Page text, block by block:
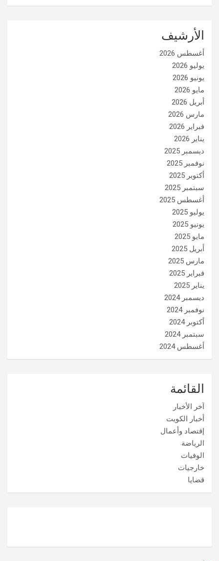
الأرشيف
أغسطس 2026
يوليو 2026
يونيو 2026
مايو 2026
أبريل 2026
مارس 2026
فبراير 2026
يناير 2026
ديسمبر 2025
نوفمبر 2025
أكتوبر 2025
سبتمبر 2025
أغسطس 2025
يوليو 2025
يونيو 2025
مايو 2025
أبريل 2025
مارس 2025
فبراير 2025
يناير 2025
ديسمبر 2024
نوفمبر 2024
أكتوبر 2024
سبتمبر 2024
أغسطس 2024
القائمة
آخر الأخبار
أخبار الكويت
إقتصاد وأعمال
الرياضة
الوفيات
خارجيات
قضايا